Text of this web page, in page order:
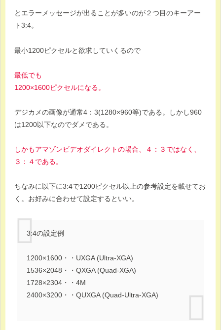
とエラーメッセージが出ることが多いのが２つ目のキーアー
ト3:4。
最小1200ピクセルと欲求していくるので
最低でも
1200×1600ピクセルになる。
デジカメの画像が通常4：3(1280×960等)である。しかし960
は1200以下なのでダメである。
しかもアマゾンビデオダイレクトの場合、４：３ではなく、
３：４である。
ちなみに以下に3:4で1200ピクセル以上の参考設定を載せてお
く。お好みに合わせて設定するといい。
3:4の設定例
1200×1600・・UXGA (Ultra-XGA)
1536×2048・・QXGA (Quad-XGA)
1728×2304・・4M
2400×3200・・QUXGA (Quad-Ultra-XGA)